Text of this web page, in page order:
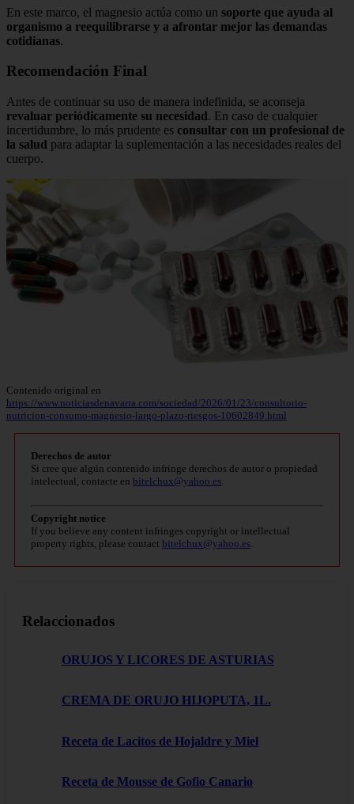
En este marco, el magnesio actúa como un soporte que ayuda al
organismo a reequilibrarse y a afrontar mejor las demandas
cotidianas.
Recomendación Final
Antes de continuar su uso de manera indefinida, se aconseja
revaluar periódicamente su necesidad. En caso de cualquier
incertidumbre, lo más prudente es consultar con un profesional de
la salud para adaptar la suplementación a las necesidades reales del
cuerpo.
Contenido original en
https://www.noticiasdenavarra.com/sociedad/2026/01/23/consultorio-
nutricion-consumo-magnesio-largo-plazo-riesgos-10602849.html
Derechos de autor
Si cree que algún contenido infringe derechos de autor o propiedad
intelectual, contacte en bitelchux@yahoo.es
Copyright notice
If you believe any content infringes copyright or intellectual
property rights, please contact bitelchux@yahoo.es
Relaccionados
ORUJOS Y LICORES DE ASTURIAS
CREMA DE ORUJO HIJOPUTA, 1L.
Receta de Lacitos de Hojaldre y Miel
Receta de Mousse de Gofio Canario